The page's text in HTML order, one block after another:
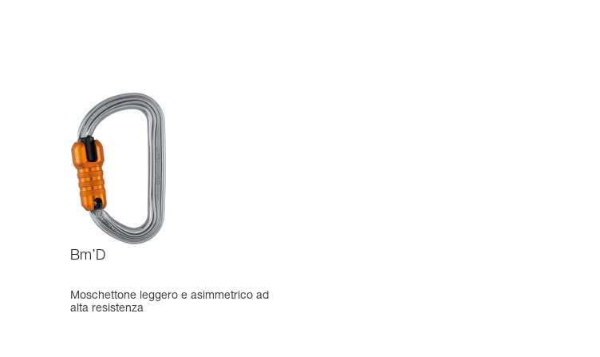
Bm’D
Moschettone leggero e asimmetrico ad
alta resistenza